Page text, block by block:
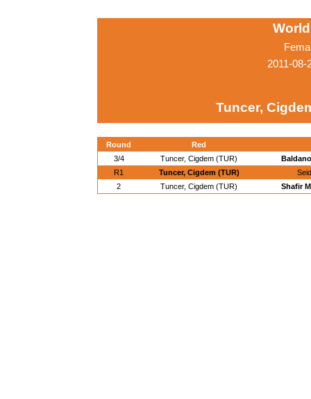
2011-
Tuncer,
Round
Red
3/4
Tuncer, Cigdem (TUR)
R1
Tuncer, Cigdem (TUR)
2
Tuncer, Cigdem (TUR) Shafir